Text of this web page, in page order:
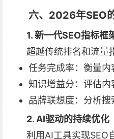
六、2026年SEO
1. 新一代SEO指标框
超越传统排名和流量
任务完成率：衡量
知识增益分：评估
品牌联想度：分析
2. AI驱动的持续优化
利用AI工具实现SEO